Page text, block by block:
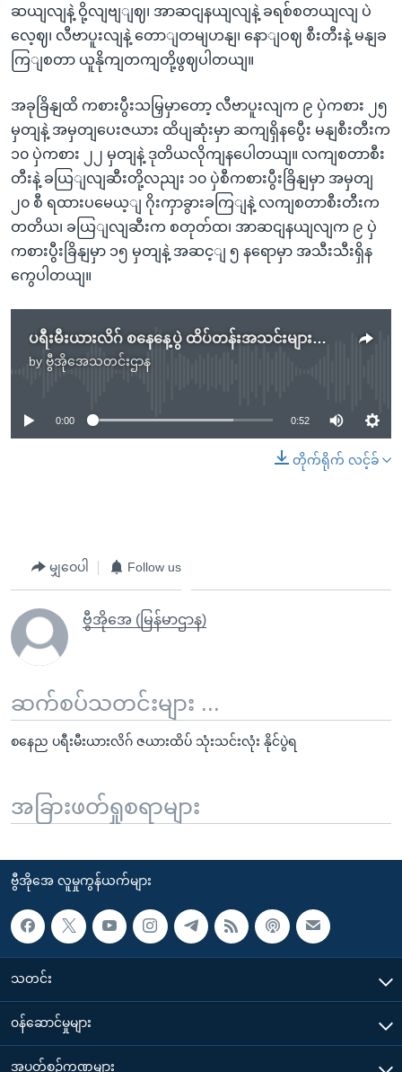
ဆယျလျနဲ့ ဝို့လျဗျျဈ၊ အာဆငျနယျလျနဲ့ ခရစ်စတယျလျ ပဲ
လေ့ဈ၊ လီဗာပူးလျနဲ့ တောျတမျဟနျ၊ နောျဝဈ စီးတီးနဲ့ မနျခ
ကြျစတာ ယူနိုကျတကျတို့ဖွဈပါတယျ။
အခုခြိနျထိ ကစားပွီးသမြှမှာတော့ လီဗာပူးလျက ၉ ပှဲကစား ၂၅
မှတျနဲ့ အမှတျပေးဇယား ထိပျဆုံးမှာ ဆကျရှိနပွေီး မနျစီးတီးက
၁၀ ပှဲကစား ၂၂ မှတျနဲ့ ဒုတိယလိုကျနပေါတယျ။ လကျစတာစီး
တီးနဲ့ ခယြျလျဆီးတို့လညျး ၁၀ ပှဲစီကစားပွီးခြိနျမှာ အမှတျ
၂၀ စီ ရထားပမေယ့ျ ဂိုးကှာခွားခကြျနဲ့ လကျစတာစီးတီးက
တတိယ၊ ခယြျလျဆီးက စတုတ်ထ၊ အာဆငျနယျလျက ၉ ပှဲ
ကစားပွီးခြိနျမှာ ၁၅ မှတျနဲ့ အဆင့ျ ၅ နရောမှာ အသီးသီးရှိန
ကွေပါတယျ။
ပရီးမီးယားလိဂ် စနေနေ့ပွဲ ထိပ်တန်းအသင်းများအားလုံး အနိုင်ရ
by ဗွီအိုအေသတင်းဌာန
No media source currently available
0:00 0:52
တိုက်ရိုက် လင့်ခ်
မျှဝေပါ Follow us
ဗွီအိုအေ (မြန်မာဌာန)
ဆက်စပ်သတင်းများ ...
စနေည ပရီးမီးယားလိဂ် ဇယားထိပ် သုံးသင်းလုံး နိုင်ပွဲရ
အခြားဖတ်ရှုစရာများ
ဗွီအိုအေ လူမှုကွန်ယက်များ
သတင်း
၀န်ဆောင်မှုများ
အပတ်စဉ်ကဏ္ဍများ